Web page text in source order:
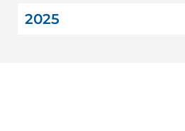
2025